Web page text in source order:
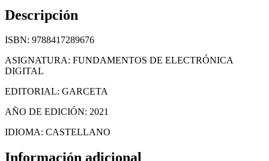
Descripción
ISBN: 9788417289676
ASIGNATURA: FUNDAMENTOS DE ELECTRÓNICA
DIGITAL
EDITORIAL: GARCETA
AÑO DE EDICIÓN: 2021
IDIOMA: CASTELLANO
Información adicional